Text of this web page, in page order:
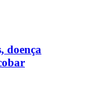
doença